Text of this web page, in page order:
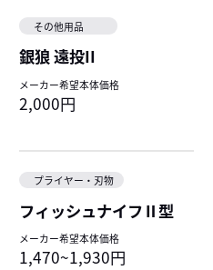
その他用品
銀狼 遠投II
メーカー希望本体価格
2,000円
プライヤー・刃物
フィッシュナイフⅡ型
メーカー希望本体価格
1,470~1,930円